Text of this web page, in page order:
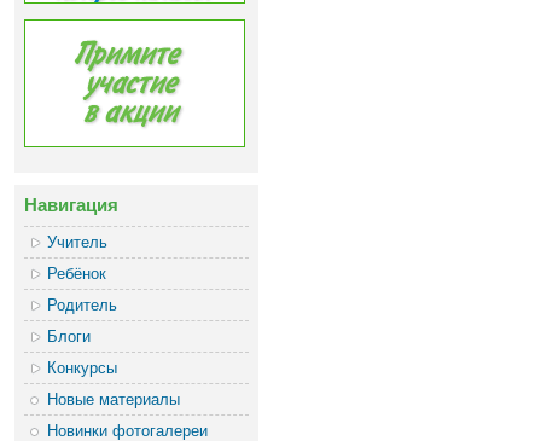
Навигация
Учитель
Ребёнок
Родитель
Блоги
Конкурсы
Новые материалы
Новинки фотогалереи